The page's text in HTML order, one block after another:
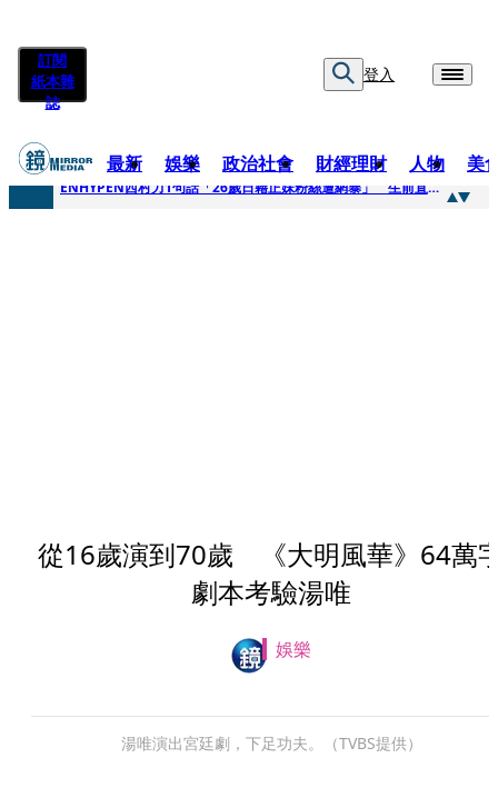
訂閱
紙本雜
誌
登入
最新 娛樂 政治社會 財經理財 人物 美
快訊
ENHYPEN西村力1句話「26歲日籍正妹粉絲遭網暴」 生前直播震撼畫面全網瘋傳！警方證實死訊
從16歲演到70歲 《大明風華》64萬
劇本考驗湯唯
娛樂
湯唯演出宮廷劇，下足功夫。（TVBS提供）